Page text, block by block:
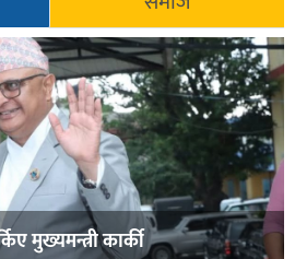
मुख्यमन्त्री कार्की